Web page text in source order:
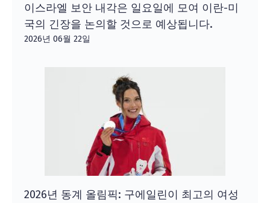
이스라엘 보안 내각은 일요일에 모여 이란-미
국의 긴장을 논의할 것으로 예상됩니다.
2026년 06월 22일
2026년 동계 올림픽: 구에일린이 최고의 여성